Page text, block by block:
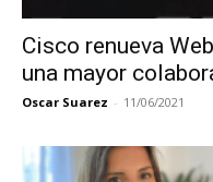
Cisco renueva
una mayor
Oscar Suarez - 11/06/2021